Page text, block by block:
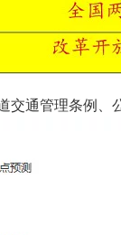
交通管理条例、